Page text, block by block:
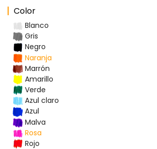
Color
Blanco
Gris
Negro
Naranja
Marrón
Amarillo
Verde
Azul claro
Azul
Malva
Rosa
Rojo